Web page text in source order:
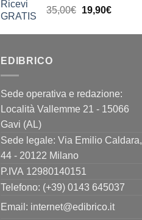
35,00€ Il
originale
19,90€Il
attuale
EDIBRICO
Sede operativa e redazione:
Località Vallemme 21 - 15066
Gavi (AL)
Sede legale: Via Emilio Caldara,
44 - 20122 Milano
P.IVA 12980140151
Telefono: (+39) 0143 645037
Email: internet@edibrico.it